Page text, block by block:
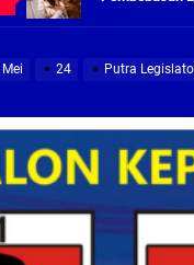
Peduli Warga
Pembebasan
Terima
Mei 24 Putra